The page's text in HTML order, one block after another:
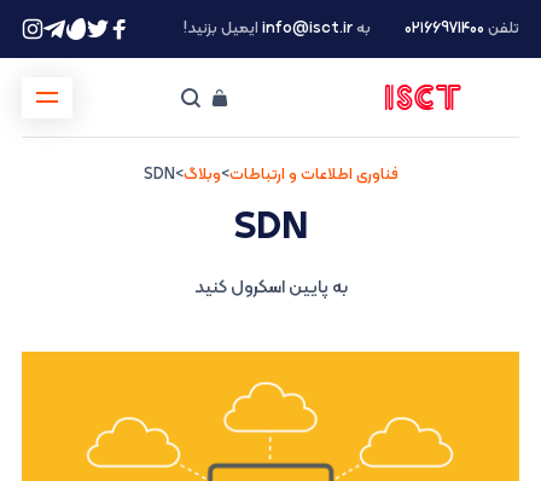
تلفن ۰۲۱66971400 بهinfo@isct.irایمیل بزنید!
فناوری اطلاعات و ارتباطات>وبلاگ>
SDN
SDN
به پایین اسکرول کنید